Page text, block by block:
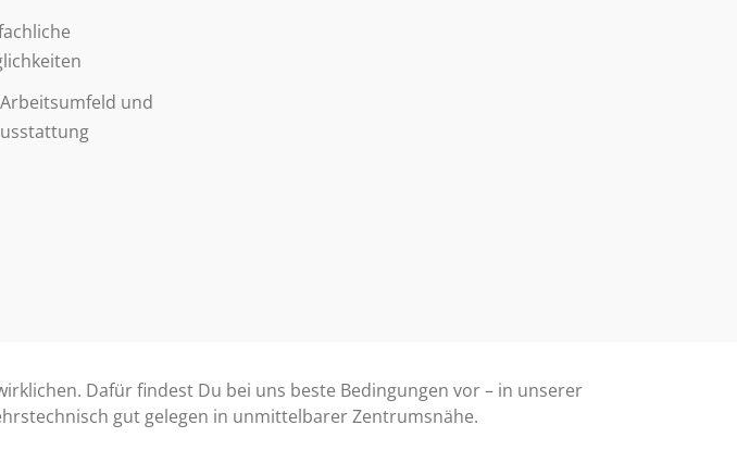
und
Dafür findest Du bei uns beste Bedingungen vor – in unserer
gut gelegen in unmittelbarer Zentrumsnähe.